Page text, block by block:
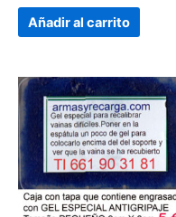
Añadir al carrito